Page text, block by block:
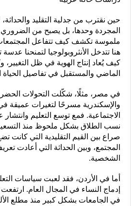
حين نقترب من جدلية التقليد
المجردة وحدها، بل يصبح من الضروري
ملموسة تكشف كيف تتفاعل
هنا تتدخل الأنثروبولوجيا لتمنحنا
كيف يُعاد إنتاج الهوية في ظل
الماضي والمستقبل في تفاصيل الحياة
في مصر، مثلًا، شكّلت التحولات
والإسكندرية مسرحًا لتغيرات عميقة في
الاجتماعية. فمع توسع التعليم
نسب الطلاق بشكل ملحوظ منذ
صراع بين القيم التقليدية التي كانت
المجتمع، وبين الحداثة التي أعادت
الشخصية.
أما في الأردن، فقد لعبت سياسات
إدماج النساء في المجال العام.
في الجامعات بشكل كبير منذ مطلع